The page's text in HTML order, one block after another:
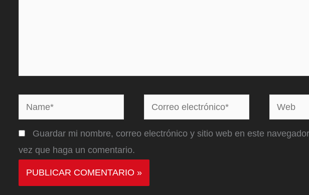
Name*
Correo
electrónico*
Web
Guardar mi nombre, correo electrónico y sitio web en este
vez que haga un comentario.